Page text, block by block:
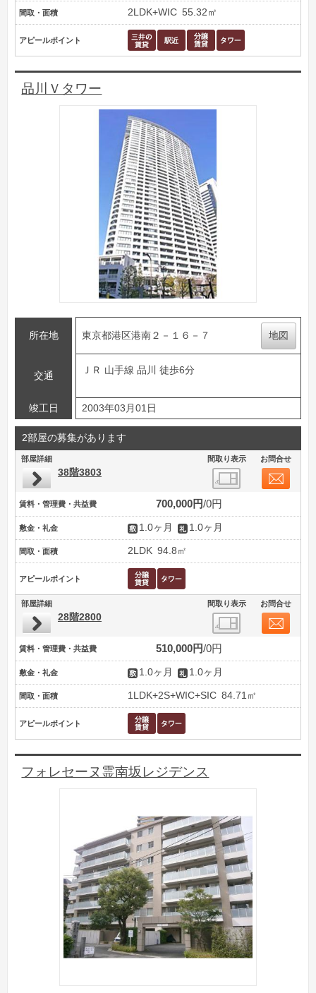
間取・面積 2LDK+WIC 55.32㎡
アピールポイント
品川Ｖタワー
所在地 東京都港区港南２－１６－７ 地図
交通
ＪＲ 山手線 品川 徒歩6分
竣工日 2003年03月01日
2部屋の募集があります
部屋詳細 間取り表示 お問合せ
38階3803
賃料・管理費・共益費 700,000円 0円
敷金・礼金 1.0ヶ月 1.0ヶ月
間取・面積 2LDK 94.8㎡
アピールポイント
部屋詳細 間取り表示 お問合せ
28階2800
賃料・管理費・共益費 510,000円 0円
敷金・礼金 1.0ヶ月 1.0ヶ月
間取・面積 1LDK+2S+WIC+SIC 84.71㎡
アピールポイント
フォレセーヌ霊南坂レジデンス